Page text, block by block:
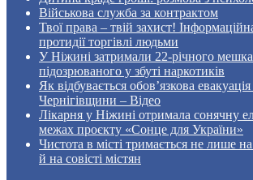
Військова служба за контрактом
Твої права – твій захист!
протидії торгівлі людьми
У Ніжині затримали 22-річного
підозрюваного у збуті наркотиків
Як відбувається обов’язкова
Чернігівщини – Відео
Лікарня у Ніжині отримала сонячну
межах проєкту «Сонце для України»
Чистота в місті тримається не лише
й на совісті містян